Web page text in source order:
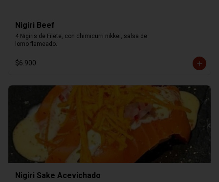
Nigiri Beef
4 Nigiris de Filete, con chimicurri nikkei, salsa de
lomo flameado.
$6.900
Nigiri Sake Acevichado